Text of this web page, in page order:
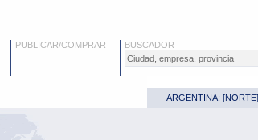
PUBLICAR/COMPRAR BUSCADOR
ARGENTINA: [NORTE